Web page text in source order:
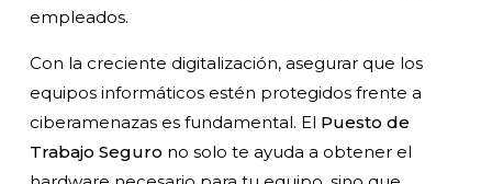
empleados.
Con la creciente digitalización, asegurar que los
equipos informáticos estén protegidos frente a
ciberamenazas es fundamental. El Puesto de
Trabajo Seguro no solo te ayuda a obtener el